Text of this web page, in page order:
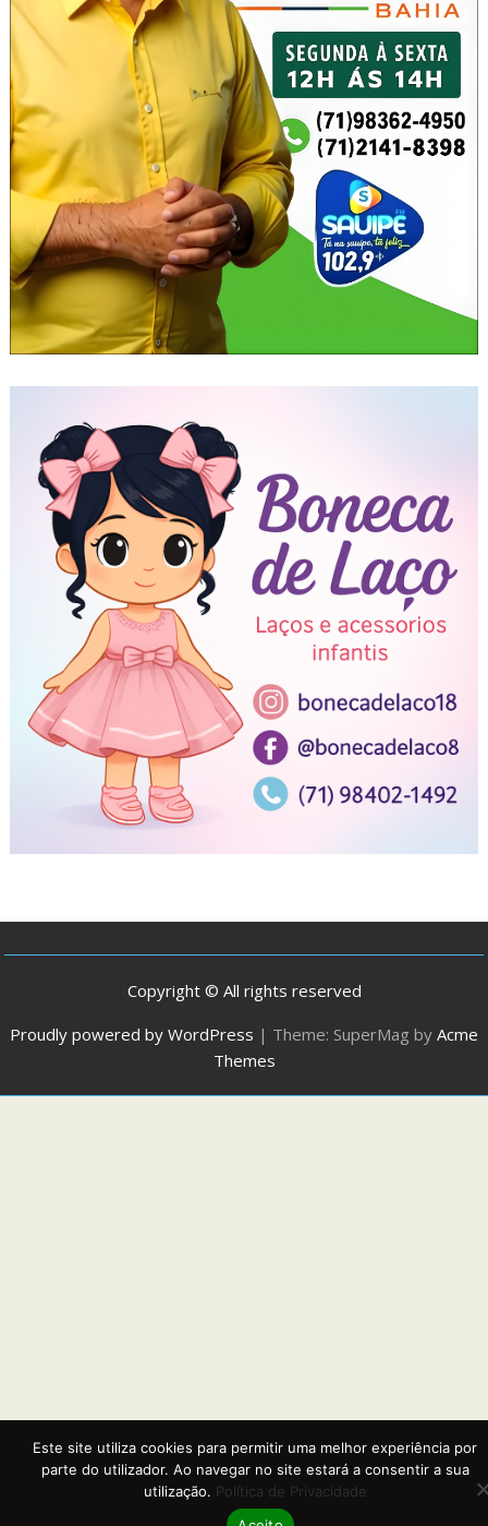
Copyright © All rights reserved
Proudly powered by WordPress | Theme: SuperMag by Acme
Themes
Este site utiliza cookies para permitir uma melhor experiência por
parte do utilizador. Ao navegar no site estará a consentir a sua
utilização. Política de Privacidade